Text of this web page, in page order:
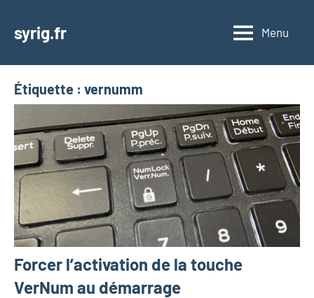
syrig.fr Menu
Étiquette : vernumm
Forcer l’activation de la touche
VerNum au démarrage